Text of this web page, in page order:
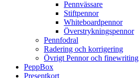
Pennvässare
Stiftpennor
Whiteboardpennor
Överstrykningspennor
Pennfodral
Radering och korrigering
Övrigt Pennor och finewriting
PeppBox
Presentkort